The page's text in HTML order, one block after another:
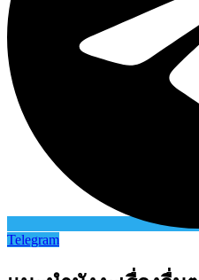
Telegram